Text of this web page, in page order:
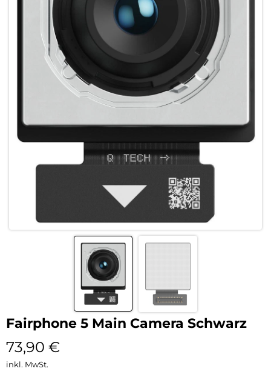
Fairphone 5 Main Camera Schwarz
73,90 €
inkl. MwSt.